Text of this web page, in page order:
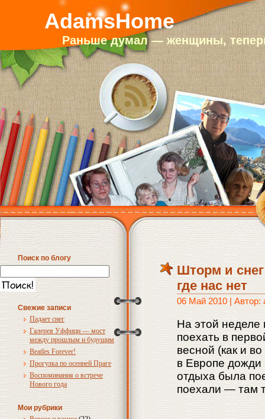
AdamsHome
Раньше думал — женщины,
Поиск по блогу
Свежие записи
Падает снег
Галерея Уффици — мост
между прошлым и будущим
Beatles Forever!
Прогулка по осенней Праге
Воспоминания о встрече
Нового года
Мои рубрики
Шторм и
где нас нет
06 Май 2010 | Автор:
На этой неделе
поехать в
весной (как и
в Европе дожди
отдыха была
поехали — там